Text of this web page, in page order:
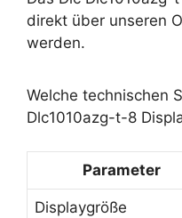
direkt über unseren
werden.
Welche technischen
Dlc1010azg-t-8
Parameter
Displaygröße